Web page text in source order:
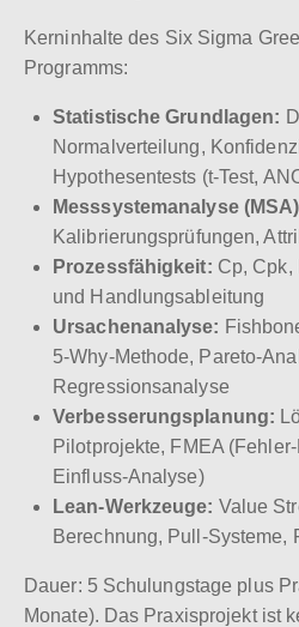
Kerninhalte des Six Sigma
Programms:
Statistische Grundlagen:
Normalverteilung,
Hypothesentests (t-Test,
Messsystemanalyse
Kalibrierungsprüfungen,
Prozessfähigkeit: Cp,
und Handlungsableitung
Ursachenanalyse:
5-Why-Methode, Pareto-
Regressionsanalyse
Verbesserungsplanung:
Pilotprojekte, FMEA
Einfluss-Analyse)
Lean-Werkzeuge: Value
Berechnung, Pull-Systeme,
Dauer: 5 Schulungstage plus
Monate). Das Praxisprojekt ist